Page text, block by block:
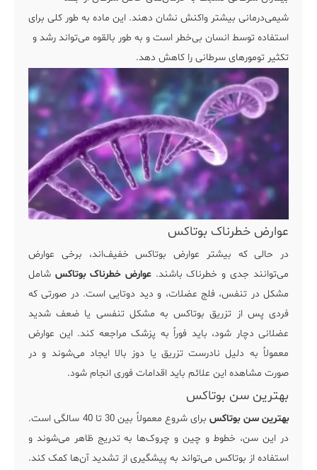
شیمی‌درمانی بیشتر واکنش نشان دهند. این ماده به طور کلی برای
استفاده توسط انسان بی‌خطر است و به طور بالقوه می‌تواند رشد و
تکثیر تومورهای سرطانی را کاهش دهد.
عوارض خطرناک بوتاکس
در حالی که بیشتر عوارض بوتاکس خفیف‌اند، برخی عوارض
می‌توانند جدی و خطرناک باشند.عوارض خطرناک بوتاکس شامل
مشکل در تنفس، فلج عضلات، و دید دوتایی است. در صورتی که
فردی پس از تزریق بوتاکس به مشکل تنفسی یا ضعف شدید
عضلانی دچار شود، باید فوراً به پزشک مراجعه کند. این عوارض
معمولاً به دلیل نادرست تزریق یا دوز بالا ایجاد می‌شوند و در
صورت مشاهده این علائم باید اقدامات فوری انجام شود.
بهترین سن بوتاکس
بهترین سن بوتاکس
برای شروع معمولاً بین 30 تا 40 سالگی است.
در این سن، خطوط و چین و چروک‌ها به تدریج ظاهر می‌شوند و
استفاده از بوتاکس می‌تواند به پیشگیری از تشدید آن‌ها کمک کند.